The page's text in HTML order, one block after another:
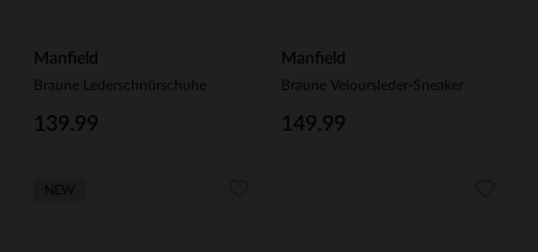
Manfield
Braune Lederschnürschuhe
139.99
Manfield
Braune Veloursleder-Sneaker
149.99